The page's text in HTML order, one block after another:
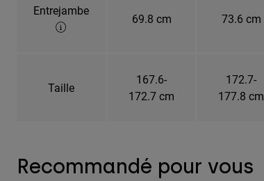
Entrejambe
69.8 cm 73.6 cm
Taille
167.6-
172.7 cm
172.7-
177.8 cm
Recommandé pour vous